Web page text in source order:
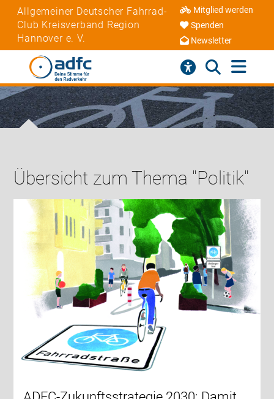
Allgemeiner Deutscher Fahrrad-
Club Kreisverband Region
Hannover e. V.
Mitglied werden
Spenden
Newsletter
Übersicht zum Thema "Politik"